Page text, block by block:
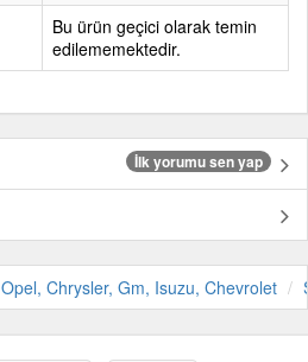
Bu ürün geçici olarak temin
edilememektedir.
İlk yorumu sen yap
Opel, Chrysler, Gm, Isuzu, Chevrolet